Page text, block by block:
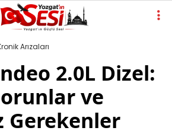
Arızaları
2.0L Dizel:
ve
Gerekenler